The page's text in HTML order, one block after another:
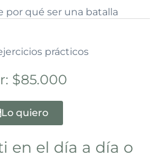
por qué ser una batalla
prácticos
$85.000
Lo quiero
en el día a día o